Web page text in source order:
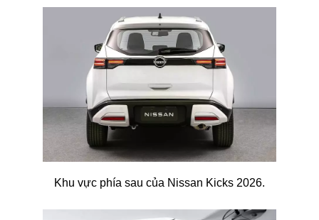
Khu vực phía sau của Nissan Kicks 2026.